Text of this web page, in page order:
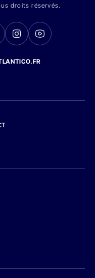
droits réservés.